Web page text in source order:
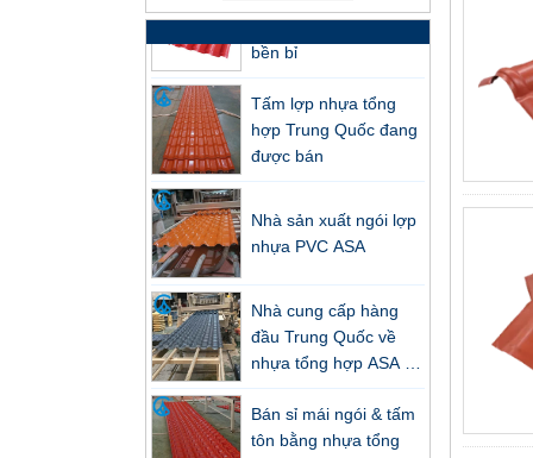
Tấm lợp nhựa tổng
hợp Trung Quốc đang
được bán
nhựa PVC ASA
Nhà cung cấp hàng
đầu Trung Quốc về
nhựa tổng hợp ASA và
ngói lợp tôn PVC giá
Bán sỉ mái ngói & tấm
tôn bằng nhựa tổng
hợp ASA - Bảo hành
Tấm lợp dòng FRP mới: Độ bền
vượt trội & Ánh sáng tự nhiên
Tấm giếng trời ZXC-FRP: Khả năng
truyền ánh sáng cao, chống ăn